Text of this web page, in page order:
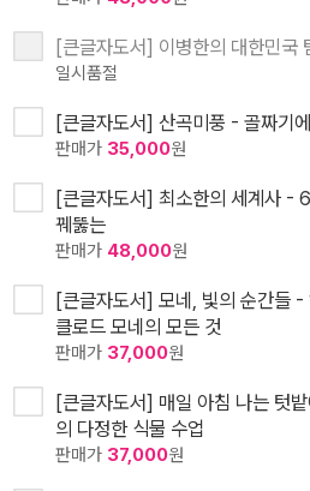
[큰글자도서] 이병한의 대한민국
일시품절
[큰글자도서] 산곡미풍 - 골짜기
판매가 35,000원
[큰글자도서] 최소한의 세계사 -
꿰뚫는
판매가 48,000원
[큰글자도서] 모네, 빛의 순간들
클로드 모네의 모든 것
판매가 37,000원
[큰글자도서] 매일 아침 나는 텃
의 다정한 식물 수업
판매가 37,000원